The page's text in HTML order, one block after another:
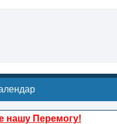
нашу Перемогу!